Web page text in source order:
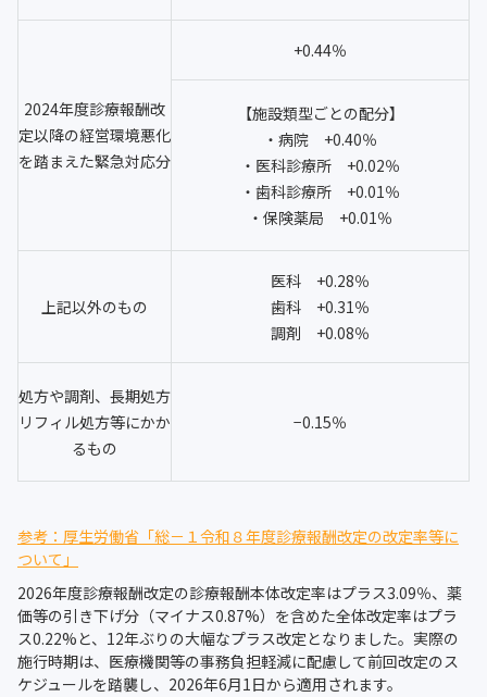
2024年度診療報酬改
定以降の経営環境悪化
を踏まえた緊急対応分
+0.44％
【施設類型ごとの配分】
・病院 +0.40％
・医科診療所 +0.02％
・歯科診療所 +0.01％
・保険薬局 +0.01％
上記以外のもの
医科 +0.28％
歯科 +0.31％
調剤 +0.08％
処方や調剤、長期処方
リフィル処方等にかか
るもの
−0.15％
参考：厚生労働省「総－１令和８年度診療報酬改定の改定率等に
ついて」
2026年度診療報酬改定の診療報酬本体改定率はプラス3.09％、薬
価等の引き下げ分（マイナス0.87%）を含めた全体改定率はプラ
ス0.22%と、12年ぶりの大幅なプラス改定となりました。実際の
施行時期は、医療機関等の事務負担軽減に配慮して前回改定のス
ケジュールを踏襲し、2026年6月1日から適用されます。